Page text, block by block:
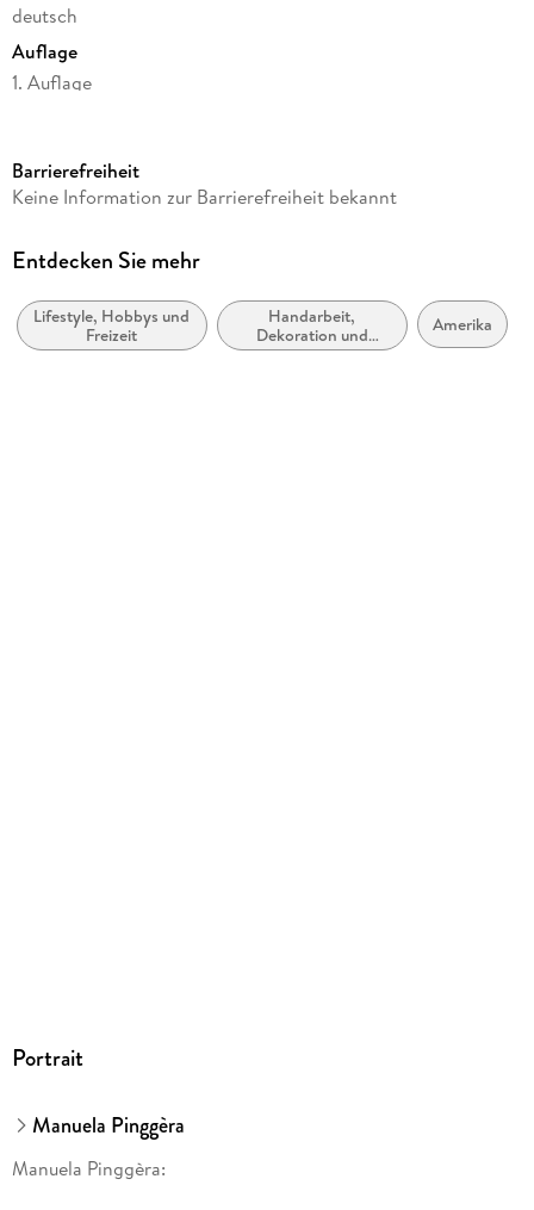
deutsch
Auflage
1. Auflage
Autor/Autorin
Verlag/Hersteller
Produktart
kartoniert
Barrierefreiheit
Keine Information zur Barrierefreiheit bekannt
Entdecken Sie mehr
Lifestyle, Hobbys und
Freizeit
Handarbeit,
Dekoration und
Kunsthandwerk
Amerika
Portrait
Manuela Pinggèra
Manuela Pinggèra: